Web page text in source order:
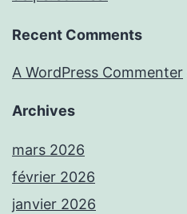
Recent Comments
A WordPress Commenter
Archives
mars 2026
février 2026
janvier 2026